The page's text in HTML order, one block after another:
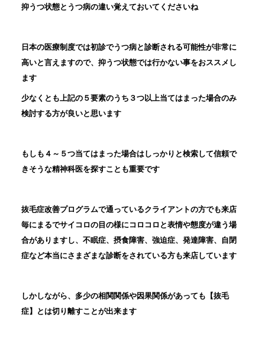
抑うつ状態とうつ病の違い覚えておいてくださいね
日本の医療制度では初診でうつ病と診断される可能性が非常に
高いと言えますので、抑うつ状態では行かない事をおススメし
ます
少なくとも上記の５要素のうち３つ以上当てはまった場合のみ
検討する方が良いと思います
もしも４～５つ当てはまった場合はしっかりと検索して信頼で
きそうな精神科医を探すことも重要です
抜毛症改善プログラムで通っているクライアントの方でも来店
毎にまるでサイコロの目の様にコロコロと表情や態度が違う場
合がありますし、不眠症、摂食障害、強迫症、発達障害、自閉
症など本当にさまざまな診断をされている方も来店しています
しかしながら、多少の相関関係や因果関係があっても【抜毛
症】とは切り離すことが出来ます